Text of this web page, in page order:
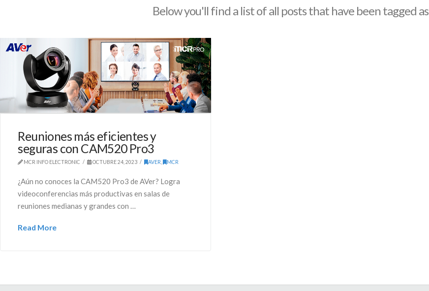
Below you'll find a list of all posts that have been tagged as
Reuniones más eficientes y
seguras con CAM520 Pro3
MCR INFO ELECTRONIC OCTUBRE 24, 2023 AVER , MCR
¿Aún no conoces la CAM520 Pro3 de AVer? Logra
videoconferencias más productivas en salas de
reuniones medianas y grandes con …
Read More